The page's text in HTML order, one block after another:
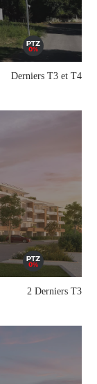
Derniers T3 et T4
2 Derniers T3